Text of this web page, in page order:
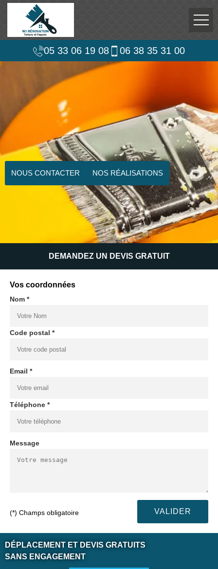
05 33 06 19 08 06 38 35 31 00
NOUS CONTACTER NOS RÉALISATIONS
DEMANDEZ UN DEVIS GRATUIT
Vos coordonnées
Nom *
Code postal *
Email *
Téléphone *
Message
(*) Champs obligatoire
DÉPLACEMENT ET DEVIS GRATUITS
SANS ENGAGEMENT